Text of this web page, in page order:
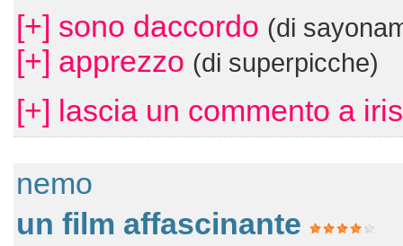
[+] sono daccordo (di
[+] apprezzo (di superpicche)
[+] lascia un commento a
nemo
un film affascinante